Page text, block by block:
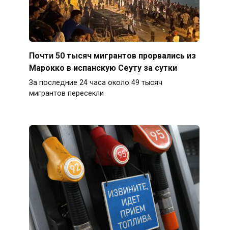
Почти 50 тысяч мигрантов прорвались из
Марокко в испанскую Сеуту за сутки
За последние 24 часа около 49 тысяч
мигрантов пересекли